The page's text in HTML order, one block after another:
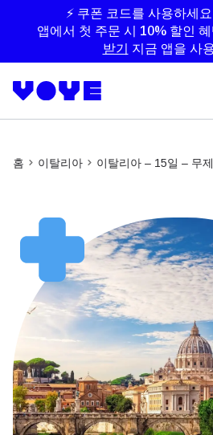
⚡ 쿠폰 코드를 사용하세요
앱에서 첫 주문 시 10% 할인
받기
지금 앱을 사
홈 이탈리아 이탈리아 – 15일 – 무